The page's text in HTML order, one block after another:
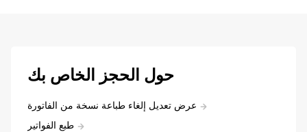
حول الحجز الخاص بك
عرض تعديل إلغاء طباعة نسخة من الفاتورة
طبع الفواتير